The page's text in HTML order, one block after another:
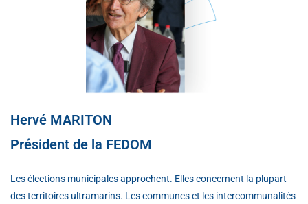
Hervé MARITON
Président de la FEDOM
Les élections municipales approchent. Elles concernent la plupart
des territoires ultramarins. Les communes et les intercommunalités